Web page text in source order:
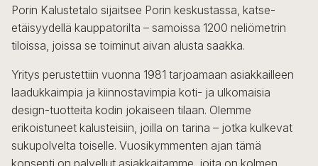
Porin Kalustetalo sijaitsee Porin keskustassa, katse-
etäisyydellä kauppatorilta – samoissa 1200 neliömetrin
tiloissa, joissa se toiminut aivan alusta saakka.
Yritys perustettiin vuonna 1981 tarjoamaan asiakkailleen
laadukkaimpia ja kiinnostavimpia koti- ja ulkomaisia
design-tuotteita kodin jokaiseen tilaan. Olemme
erikoistuneet kalusteisiin, joilla on tarina – jotka kulkevat
sukupolvelta toiselle. Vuosikymmenten ajan tämä
konsepti on palvellut asiakkaitamme, joita on kolmen